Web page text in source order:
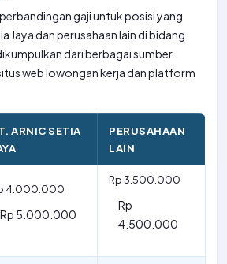
gaji untuk posisi yang
Jaya dan perusahaan lain di bidang
dari berbagai sumber
web lowongan kerja dan platform
ARNIC SETIA
PERUSAHAAN
LAIN
4.000.000
Rp 5.000.000
Rp 3.500.000
Rp
4.500.000